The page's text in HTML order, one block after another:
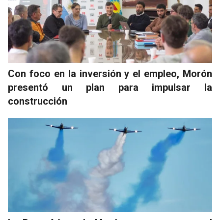
Con foco en la inversión y el empleo, Morón
presentó un plan para impulsar la
construcción